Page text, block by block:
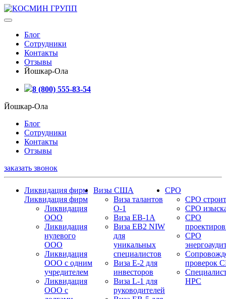
Блог
Сотрудники
Контакты
Отзывы
Йошкар-Ола
8 (800) 555-83-54
Йошкар-Ола
Блог
Сотрудники
Контакты
Отзывы
заказать звонок
Ликвидация фирм
Ликвидация фирм
Ликвидация
ООО
Ликвидация
нулевого
ООО
Ликвидация
ООО с одним
учредителем
Ликвидация
ООО с
Визы США
Виза талантов
О-1
Виза EB-1A
Виза EB2 NIW
для
уникальных
специалистов
Виза E-2 для
инвесторов
Виза L-1 для
руководителей
СРО
СРО
СРО
СРО
СРО
проверок
НРС